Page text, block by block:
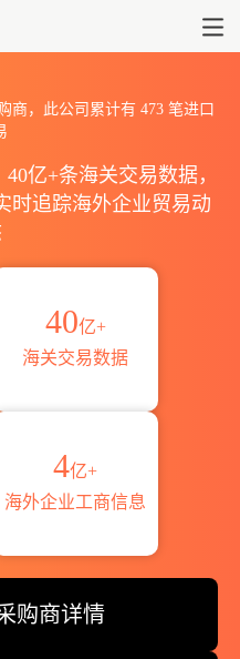
商，此公司累计有 473笔进口
亿+条海关交易数据，
时追踪海外企业贸易动
40亿+
海关交易数据
4亿+
海外企业工商信息
购商详情